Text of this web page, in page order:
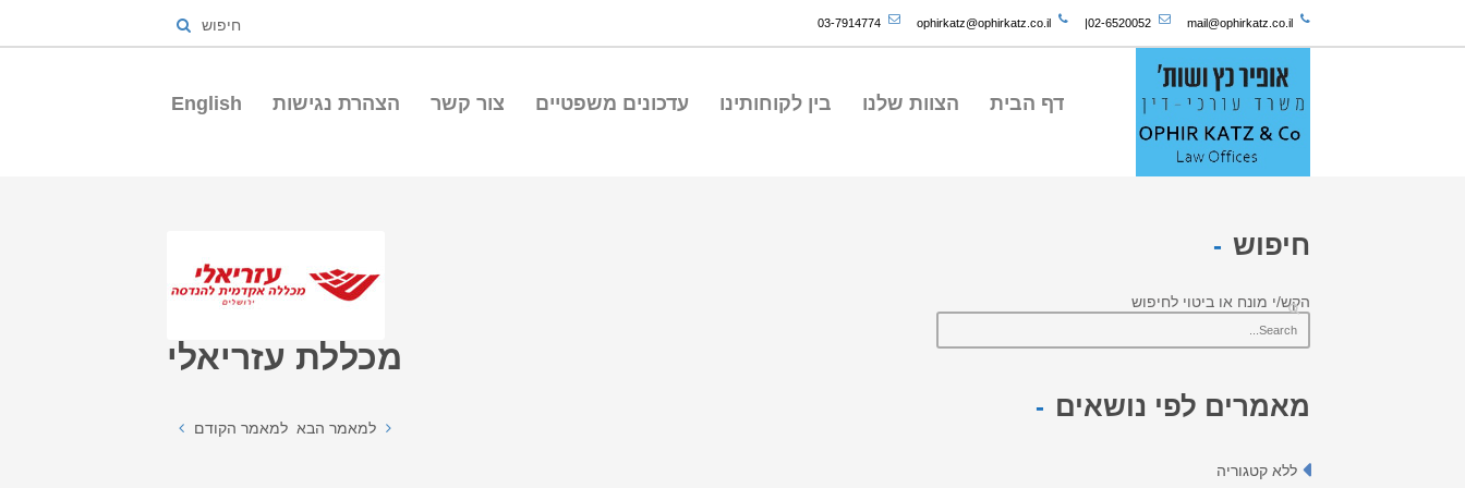
mail@ophirkatz.co.il
02-6520052
|
ophirkatz@ophirkatz.co.il
03-7914774 חיפוש
דף הבית הצוות שלנו בין לקוחותינו עדכונים משפטיים צור קשר הצהרת נגישות English
חיפוש
הקש/י מונח או ביטוי לחיפוש
מאמרים לפי נושאים
ללא קטגוריה
מכללת עזריאלי
למאמר הקודם למאמר הבא